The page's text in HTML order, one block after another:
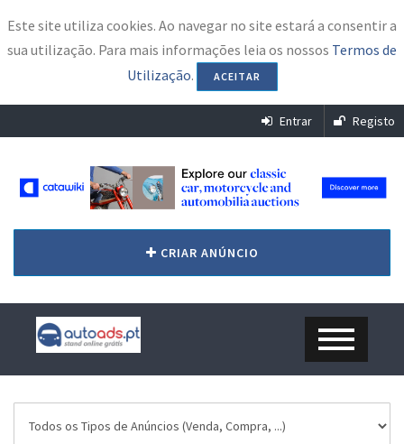
Este site utiliza cookies. Ao navegar no site estará a consentir a
sua utilização. Para mais informações leia os nossos Termos de
Utilização. ACEITAR
Entrar Registo
CRIAR ANÚNCIO